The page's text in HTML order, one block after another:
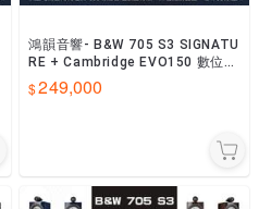
鴻韻音響- B&W 705 S3 SIGNATU
RE + Cambridge EVO150 數位串
流擴大器 台灣公司貨
249,000